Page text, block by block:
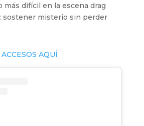
más difícil en la escena drag
sostener misterio sin perder
AQUÍ